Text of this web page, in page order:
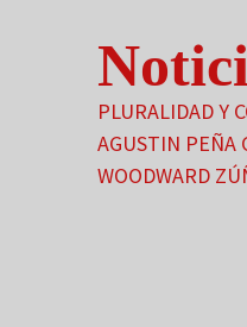
PLURALIDAD Y
AGUSTIN PEÑA
WOODWARD